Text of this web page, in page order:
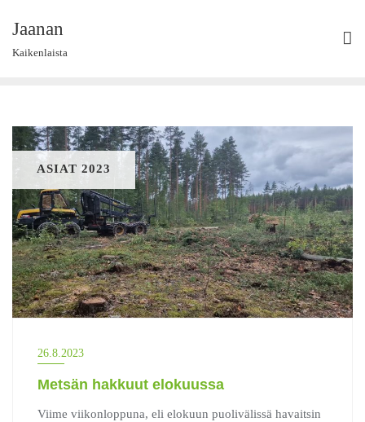
content
Jaanan
Kaikenlaista
ASIAT 2023
26.8.2023
Metsän hakkuut elokuussa
Viime viikonloppuna, eli elokuun puolivälissä havaitsin